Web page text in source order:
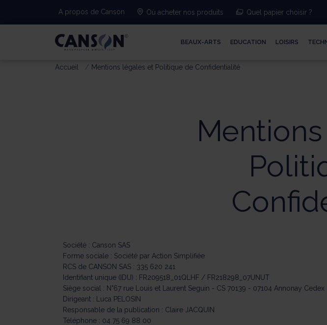
A propos de Canson Où acheter nos produits Quel papier choisir ?
BEAUX-ARTS EDUCATION LOISIRS
Accueil Mentions légales et Politique de Confidentialité
Société : Canson SAS
Forme sociale : Société par Action Simplifiée
RCS de CANSON SAS : 335 620 241
Identifiant unique (IDU) : FR209518_01QLHF / FR218298_07UNUT
Siège social : N°67 rue Louis et Laurent Seguin - CS 70139 - 07104 Annonay Cedex
Dirigeant : Luca PELOSIN
Responsable de la publication : Claire JACQUIN
Téléphone : 04 75 69 88 00